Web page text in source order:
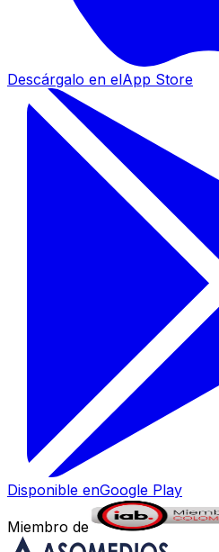
Descárgalo en elApp Store
Disponible enGoogle Play
Miembro de